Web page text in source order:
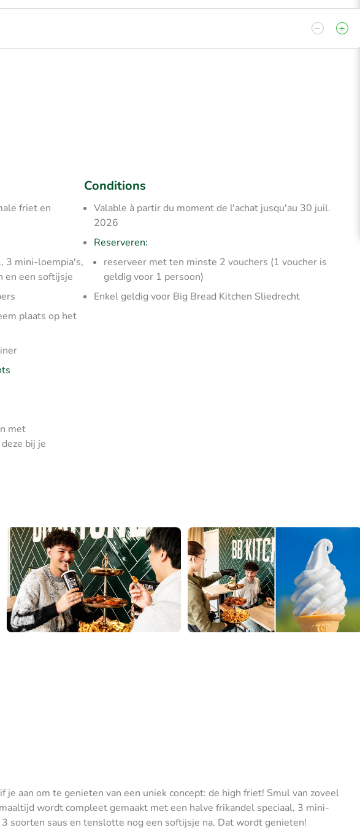
friet en
3 mini-loempia's,
en een softijsje
plaats op het
met
bij je
Conditions
Valable à partir du moment de l'achat jusqu'au 30 juil.
2026
Reserveren:
reserveer met ten minste 2 vouchers (1 voucher is
geldig voor 1 persoon)
Enkel geldig voor Big Bread Kitchen Sliedrecht
je aan om te genieten van een uniek concept: de high friet! Smul van zoveel
wordt compleet gemaakt met een halve frikandel speciaal, 3 mini-
soorten saus en tenslotte nog een softijsje na. Dat wordt genieten!